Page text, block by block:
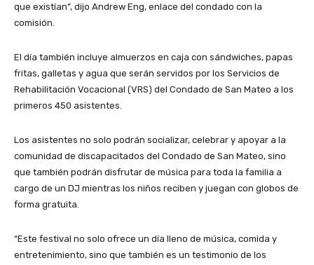
que existían”, dijo Andrew Eng, enlace del condado con la
comisión.
El día también incluye almuerzos en caja con sándwiches, papas
fritas, galletas y agua que serán servidos por los Servicios de
Rehabilitación Vocacional (VRS) del Condado de San Mateo a los
primeros 450 asistentes.
Los asistentes no solo podrán socializar, celebrar y apoyar a la
comunidad de discapacitados del Condado de San Mateo, sino
que también podrán disfrutar de música para toda la familia a
cargo de un DJ mientras los niños reciben y juegan con globos de
forma gratuita.
“Este festival no solo ofrece un día lleno de música, comida y
entretenimiento, sino que también es un testimonio de los